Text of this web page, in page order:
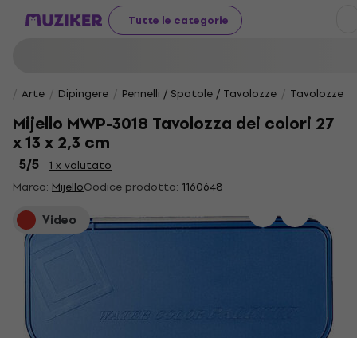
Tutte le categorie
Arte Dipingere Pennelli / Spatole / Tavolozze Tavolozze
Mijello MWP-3018 Tavolozza dei colori 27
x 13 x 2,3 cm
5/5
1 x valutato
Marca: MijelloCodice prodotto: 1160648
Video